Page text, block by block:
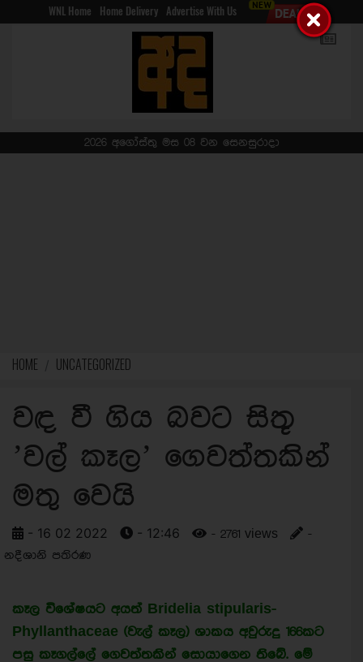
WNL Home Home Delivery Advertise With Us
2026 අගෝස්තු මස 08 වන සෙනසුරාදා
HOME UNCATEGORIZED
වඳ වී ගිය බවට සිතූ
’වල් කෑල’ ගෙවත්තකින්
මතු වෙයි
- 16 02 2022 - 12:46 - 2761 views
-
නදීශානි පතිරණ
කෑල විශේෂයට අයත් Bridelia stipularis-
Phyllanthaceae (වැල් කෑල) ශාකය අවුරුදු 166කට
පසු කෑගල්ලේ ගෙවත්තකින් සොයාගෙන තිබේ. මේ